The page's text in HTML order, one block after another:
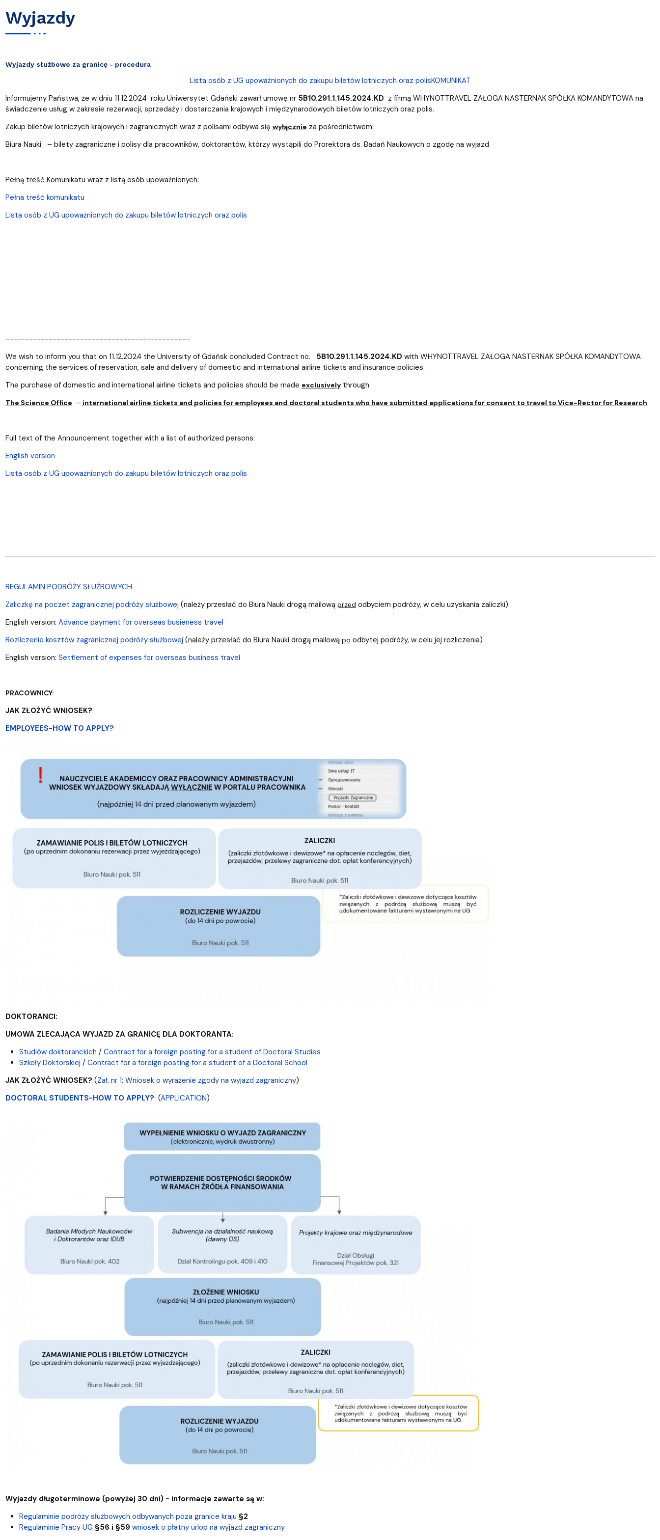
Wyjazdy
Wyjazdy służbowe za granicę - procedura
Lista osób z UG upoważnionych do zakupu biletów lotniczych oraz polisKOMUNIKAT
Informujemy Państwa, że w dniu 11.12.2024 roku Uniwersytet Gdański zawarł umowę nr 5B10.291.1.145.2024.KD z firmą WHYNOTTRAVEL ZAŁOGA NASTERNAK SPÓŁKA KOMANDYTOWA na
świadczenie usług w zakresie rezerwacji, sprzedaży i dostarczania krajowych i międzynarodowych biletów lotniczych oraz polis.
Zakup biletów lotniczych krajowych i zagranicznych wraz z polisami odbywa się wyłącznie za pośrednictwem:
Biura Nauki – bilety zagraniczne i polisy dla pracowników, doktorantów, którzy wystąpili do Prorektora ds. Badań Naukowych o zgodę na wyjazd
Pełną treść Komunikatu wraz z listą osób upoważnionych:
Pełna treść komunikatu
Lista osób z UG upoważnionych do zakupu biletów lotniczych oraz polis
-----------------------------------------------
We wish to inform you that on 11.12.2024 the University of Gdańsk concluded Contract no. 5B10.291.1.145.2024.KD with WHYNOTTRAVEL ZAŁOGA NASTERNAK SPÓŁKA KOMANDYTOWA
concerning the services of reservation, sale and delivery of domestic and international airline tickets and insurance policies.
The purchase of domestic and international airline tickets and policies should be made exclusivelythrough:
The Science Office – international airline tickets and policies for employees and doctoral students who have submitted applications for consent to travel to Vice-Rector for Research
Full text of the Announcement together with a list of authorized persons:
English version
Lista osób z UG upoważnionych do zakupu biletów lotniczych oraz polis
REGULAMIN PODRÓŻY SŁUŻBOWYCH
Zaliczkę na poczet zagranicznej podróży służbowej (należy przesłać do Biura Nauki drogą mailową przed odbyciem podróży, w celu uzyskania zaliczki)
English version: Advance payment for overseas busieness travel
Rozliczenie kosztów zagranicznej podróży służbowej (należy przesłać do Biura Nauki drogą mailową po odbytej podróży, w celu jej rozliczenia)
English version: Settlement of expenses for overseas business travel
PRACOWNICY:
JAK ZŁOŻYĆ WNIOSEK?
EMPLOYEES-HOW TO APPLY?
DOKTORANCI:
UMOWA ZLECAJĄCA WYJAZD ZA GRANICĘ DLA DOKTORANTA:
Studiów doktoranckich / Contract for a foreign posting for a student of Doctoral Studies
Szkoły Doktorskiej / Contract for a foreign posting for a student of a Doctoral School
JAK ZŁOŻYĆ WNIOSEK? (Zał. nr 1: Wniosek o wyrażenie zgody na wyjazd zagraniczny)
DOCTORAL STUDENTS-HOW TO APPLY? (APPLICATION)
Wyjazdy długoterminowe (powyżej 30 dni) - informacje zawarte są w:
Regulaminie podróży służbowych odbywanych poza granice kraju §2
Regulaminie Pracy UG §56 i §59 wniosek o płatny urlop na wyjazd zagraniczny